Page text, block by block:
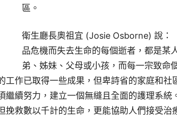
區。
衛生廳長奧祖宜 (Josie Osborne) 說：
品危機而失去生命的每個逝者，都是某
弟、姊妹、父母或小孩，而每一宗致命
工作已取得一些成果，但卑詩省的家庭和社
繼續努力，建立一個無縫且全面的護理系統
挽救數以千計的生命，更能協助人們接受治